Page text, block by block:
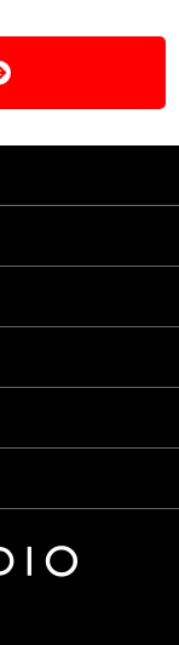
当該情報の取扱いを
し控えさせていただ
げます。
いたします。各種お